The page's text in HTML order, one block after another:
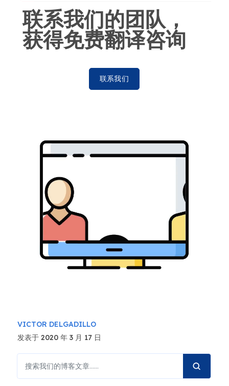
联系我们的团队，
获得免费翻译咨询
联系我们
VICTOR DELGADILLO
发表于 2020 年 3 月 17 日